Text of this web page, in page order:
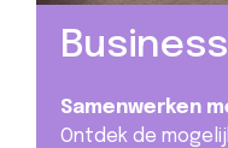
Business
Samenwerken
Ontdek de